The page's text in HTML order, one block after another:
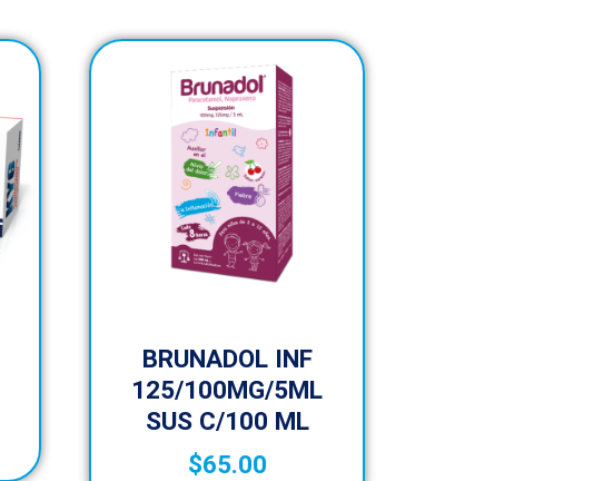
BRUNADOL INF
125/100MG/5ML
SUS C/100 ML
$65.00